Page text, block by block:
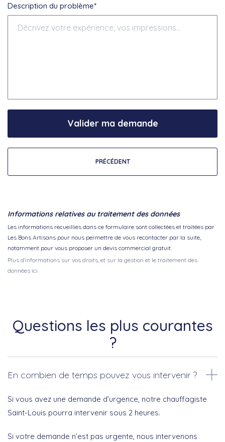
Description du problème*
PRÉCÉDENT
Valider ma demande
Informations relatives au traitement des données
Les informations recueillies dans ce formulaire sont collectées et traitées par
Les Bons Artisans pour nous permettre de vous recontacter par la suite,
notamment pour vous proposer un devis commercial gratuit.
Plus d'informations sur vos droits, et sur la gestion et le traitement des
données ici.
Questions les plus courantes
?
En combien de temps pouvez vous intervenir ?
Si vous avez une demande d’urgence, notre chauffagiste
Saint-Louis pourra intervenir sous 2 heures.
Si votre demande n’est pas urgente, nous intervenons